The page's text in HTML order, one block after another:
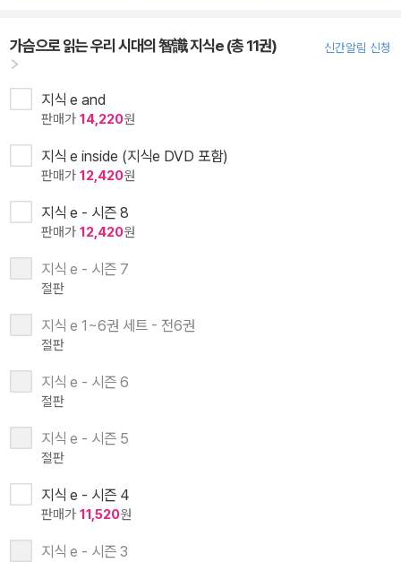
가슴으로 읽는 우리 시대의 智識 지식e (총 11권) 신간알림 신청
지식 e and
판매가 14,220원
지식 e inside (지식e DVD 포함)
판매가 12,420원
지식 e - 시즌 8
판매가 12,420원
지식 e - 시즌 7
절판
지식 e 1~6권 세트 - 전6권
절판
지식 e - 시즌 6
절판
지식 e - 시즌 5
절판
지식 e - 시즌 4
판매가 11,520원
지식 e - 시즌 3